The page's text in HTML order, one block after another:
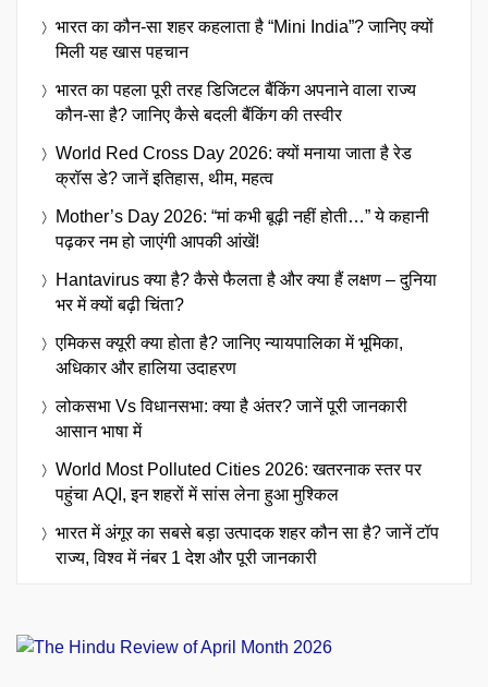
भारत का कौन-सा शहर कहलाता है “Mini India”? जानिए क्यों
मिली यह खास पहचान
भारत का पहला पूरी तरह डिजिटल बैंकिंग अपनाने वाला राज्य
कौन-सा है? जानिए कैसे बदली बैंकिंग की तस्वीर
World Red Cross Day 2026: क्यों मनाया जाता है रेड
क्रॉस डे? जानें इतिहास, थीम, महत्व
Mother’s Day 2026: “मां कभी बूढ़ी नहीं होती…” ये कहानी
पढ़कर नम हो जाएंगी आपकी आंखें!
Hantavirus क्या है? कैसे फैलता है और क्या हैं लक्षण – दुनिया
भर में क्यों बढ़ी चिंता?
एमिकस क्यूरी क्या होता है? जानिए न्यायपालिका में भूमिका,
अधिकार और हालिया उदाहरण
लोकसभा Vs विधानसभा: क्या है अंतर? जानें पूरी जानकारी
आसान भाषा में
World Most Polluted Cities 2026: खतरनाक स्तर पर
पहुंचा AQI, इन शहरों में सांस लेना हुआ मुश्किल
भारत में अंगूर का सबसे बड़ा उत्पादक शहर कौन सा है? जानें टॉप
राज्य, विश्व में नंबर 1 देश और पूरी जानकारी